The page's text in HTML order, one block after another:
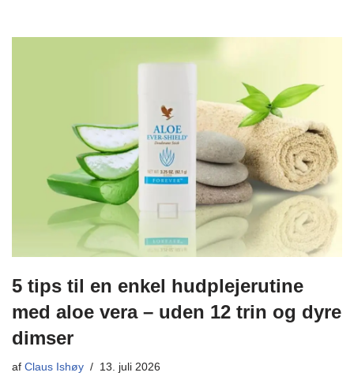
5 tips til en enkel hudplejerutine
med aloe vera – uden 12 trin og dyre
dimser
af Claus Ishøy 13. juli 2026